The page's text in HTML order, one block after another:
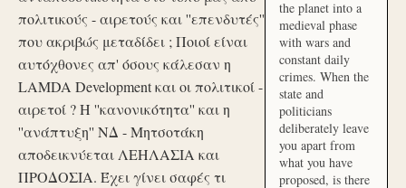
πολιτικούς - αιρετούς και ''επενδυτές''
που ακριβώς μεταδίδει ; Ποιοί είναι
αυτόχθονες απ' όσους κάλεσαν η
LAMDA Development και οι πολιτικοί -
αιρετοί ? Η ''κανονικότητα'' και η
''ανάπτυξη'' ΝΔ - Μητσοτάκη
αποδεικνύεται ΛΕΗΛΑΣΙΑ και
ΠΡΟΔΟΣΙΑ. Έχει γίνει σαφές τι
the planet into a
medieval phase
with wars and
constant daily
crimes. When the
state and
politicians
deliberately leave
you apart from
what you have
proposed, is there